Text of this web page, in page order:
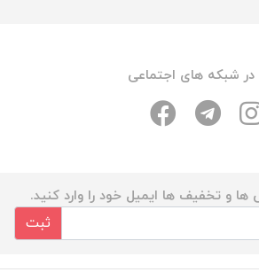
در شبکه های اجتماعی
ها و تخفیف ها ایمیل خود را وارد کنید.
ثبت